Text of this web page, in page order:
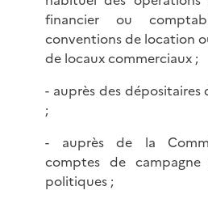
financier ou
conventions de location
de locaux commerciaux ;
- auprès des
;
- auprès de la
comptes de
politiques ;